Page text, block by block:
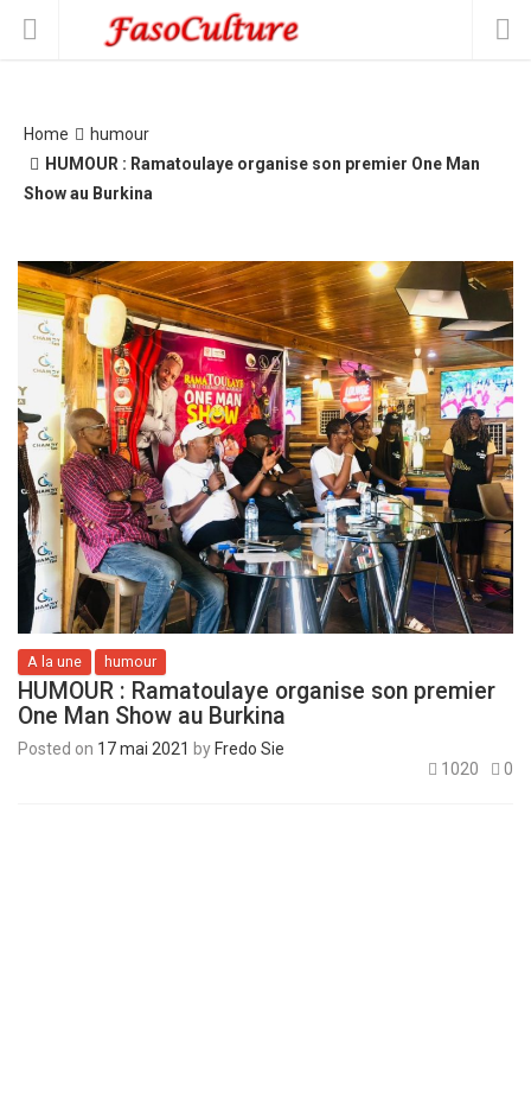
Home
humour
HUMOUR : Ramatoulaye organise son premier One Man
Show au Burkina
A la une humour
HUMOUR : Ramatoulaye organise son premier
One Man Show au Burkina
Posted on 17 mai 2021 byFredo Sie
1020
0